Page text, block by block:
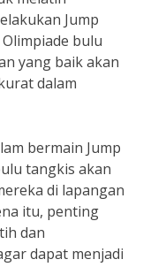
Jump
bulu
yang baik akan
dalam
bermain Jump
tangkis akan
di lapangan
itu, penting
dan
dapat menjadi